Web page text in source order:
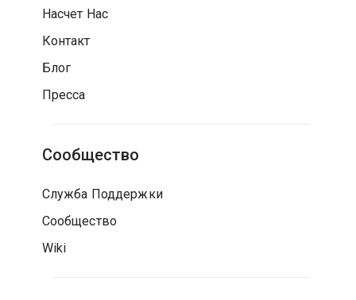
Насчет Нас
Контакт
Блог
Пресса
Сообщество
Служба Поддержки
Сообщество
Wiki